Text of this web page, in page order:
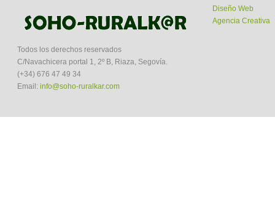
Todos los derechos reservados
C/Navachicera portal 1, 2º B, Riaza, Segovía.
(+34) 676 47 49 34
Email: info@soho-ruralkar.com
Diseño Web
Agencia Creativa